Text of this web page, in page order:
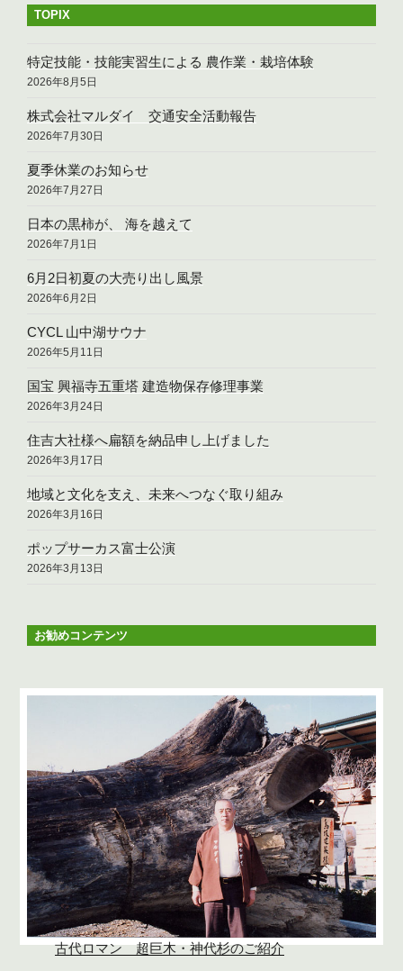
TOPIX
特定技能・技能実習生による 農作業・栽培体験
2026年8月5日
株式会社マルダイ 交通安全活動報告
2026年7月30日
夏季休業のお知らせ
2026年7月27日
日本の黒柿が、 海を越えて
2026年7月1日
6月2日初夏の大売り出し風景
2026年6月2日
CYCL 山中湖サウナ
2026年5月11日
国宝 興福寺五重塔 建造物保存修理事業
2026年3月24日
住吉大社様へ扁額を納品申し上げました
2026年3月17日
地域と文化を支え、未来へつなぐ取り組み
2026年3月16日
ポップサーカス富士公演
2026年3月13日
お勧めコンテンツ
古代ロマン 超巨木・神代杉のご紹介